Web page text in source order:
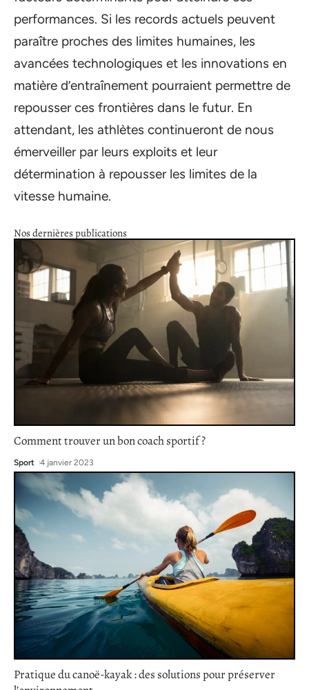
performances. Si les records actuels peuvent
paraître proches des limites humaines, les
avancées technologiques et les innovations en
matière d’entraînement pourraient permettre de
repousser ces frontières dans le futur. En
attendant, les athlètes continueront de nous
émerveiller par leurs exploits et leur
détermination à repousser les limites de la
vitesse humaine.
Nos dernières publications
Comment trouver un bon coach sportif ?
Sport 4 janvier 2023
Pratique du canoë-kayak : des solutions pour préserver